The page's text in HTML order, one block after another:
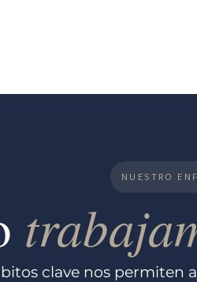
NUESTRO
clave nos permiten